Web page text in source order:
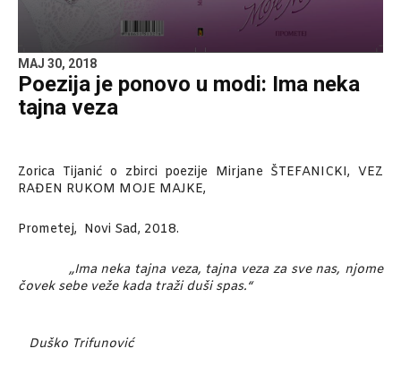
MAJ 30, 2018
Poezija je ponovo u modi: Ima neka
tajna veza
Zorica Tijanić o zbirci poezije Mirjane ŠTEFANICKI, VEZ
RAĐEN RUKOM MOJE MAJKE,
Prometej, Novi Sad, 2018.
„Ima neka tajna veza, tajna veza za sve nas, njome
čovek sebe veže kada traži duši spas.“
Duško Trifunović